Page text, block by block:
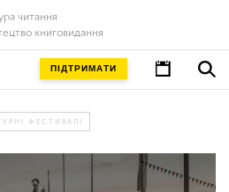
читання
книговидання
ПІДТРИМАТИ
ФЕСТИВАЛІ